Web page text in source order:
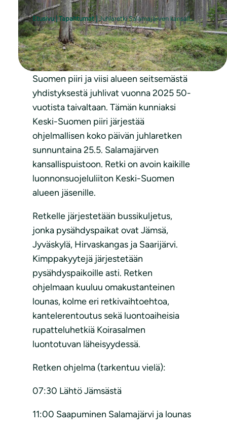
Etusivu|Tapahtumat|Juhlaretki Salamajärven kansallispuistoon
Suomen luonnonsuojeluliiton Keski-
Suomen piiri ja viisi alueen seitsemästä
yhdistyksestä juhlivat vuonna 2025 50-
vuotista taivaltaan. Tämän kunniaksi
Keski-Suomen piiri järjestää
ohjelmallisen koko päivän juhlaretken
sunnuntaina 25.5. Salamajärven
kansallispuistoon. Retki on avoin kaikille
luonnonsuojeluliiton Keski-Suomen
alueen jäsenille.
Retkelle järjestetään bussikuljetus,
jonka pysähdyspaikat ovat Jämsä,
Jyväskylä, Hirvaskangas ja Saarijärvi.
Kimppakyytejä järjestetään
pysähdyspaikoille asti. Retken
ohjelmaan kuuluu omakustanteinen
lounas, kolme eri retkivaihtoehtoa,
kantelerentoutus sekä luontoaiheisia
rupatteluhetkiä Koirasalmen
luontotuvan läheisyydessä.
Retken ohjelma (tarkentuu vielä):
07:30 Lähtö Jämsästä
11:00 Saapuminen Salamajärvi ja lounas